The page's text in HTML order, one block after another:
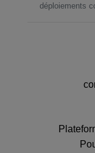
déploiements